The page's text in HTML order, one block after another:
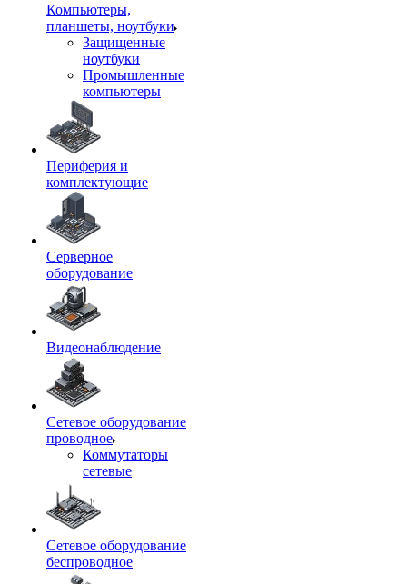
Компьютеры,
планшеты, ноутбуки
Защищенные
ноутбуки
Промышленные
компьютеры
Периферия и
комплектующие
Серверное
оборудование
Видеонаблюдение
Сетевое оборудование
проводное
Коммутаторы
сетевые
Сетевое оборудование
беспроводное